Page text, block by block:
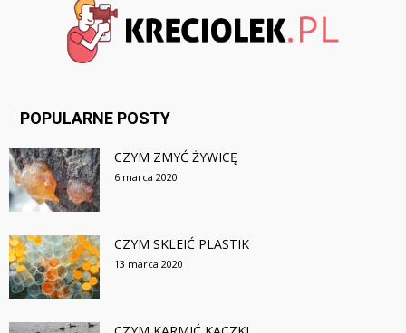
POPULARNE POSTY
CZYM ZMYĆ ŻYWICĘ
6 marca 2020
CZYM SKLEIĆ PLASTIK
13 marca 2020